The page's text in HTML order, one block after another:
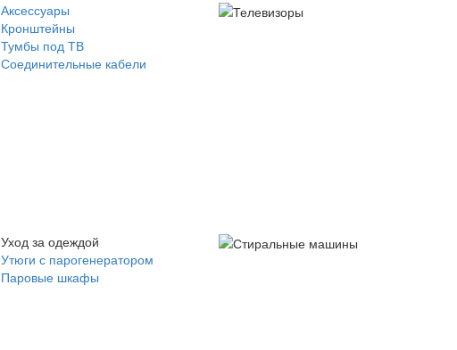
Аксессуары
Кронштейны
Тумбы под ТВ
Соединительные кабели
Уход за одеждой
Утюги с парогенератором
Паровые шкафы